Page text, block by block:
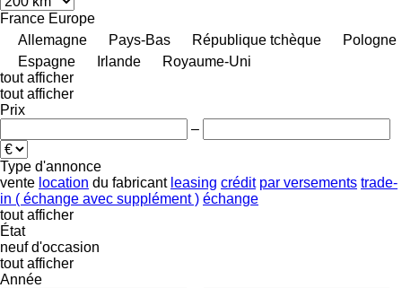
France Europe
Allemagne
Pays-Bas République tchèque
Pologne
Espagne
Irlande
Royaume-Uni
tout afficher
tout afficher
Prix
–
Type d'annonce
vente location du fabricant leasing crédit par versements trade-
in ( échange avec supplément ) échange
tout afficher
État
neuf d'occasion
tout afficher
Année